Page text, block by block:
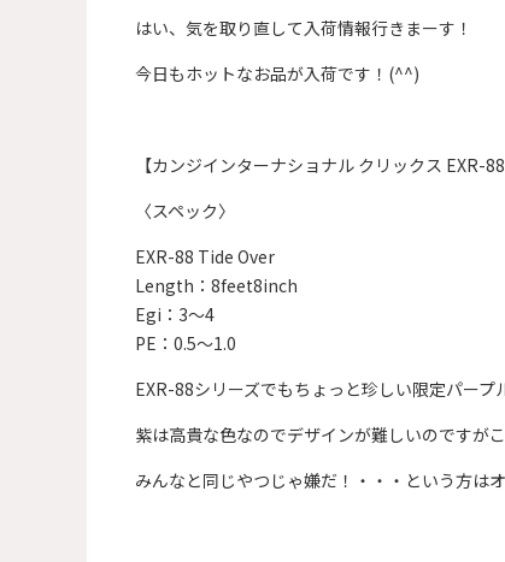
はい、気を取り直して入荷情報行きまーす！
今日もホットなお品が入荷です！(^^)
【カンジインターナショナル クリックス EXR-
〈スペック〉
EXR-88 Tide Over
Length：8feet8inch
Egi：3～4
PE：0.5～1.0
EXR-88シリーズでもちょっと珍しい限定パープ
紫は高貴な色なのでデザインが難しいのですが
みんなと同じやつじゃ嫌だ！・・・という方はオ